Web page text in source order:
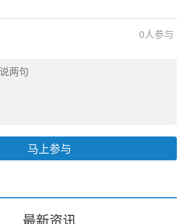
招标
0人参与
马上参与
最新资讯